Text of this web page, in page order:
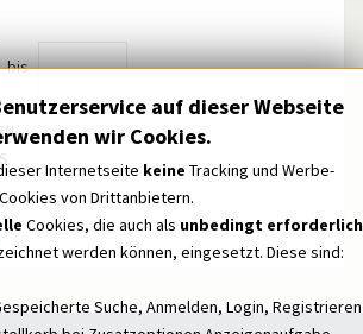
bis
auf dieser Webseite
wir Cookies.
Internetseite keine Tracking und Werbe-
Cookies von Drittanbietern.
Cookies, die auch als unbedingt erforderlich
werden können, eingesetzt. Diese sind:
Suche, Anmelden, Login, Registrieren